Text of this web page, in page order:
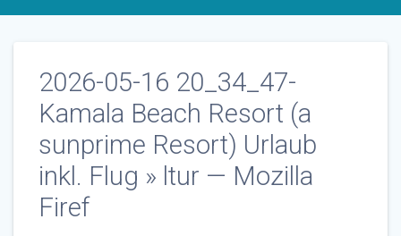
2026-05-16 20_34_47-
Kamala Beach Resort (a
sunprime Resort) Urlaub
inkl. Flug » ltur — Mozilla
Firef